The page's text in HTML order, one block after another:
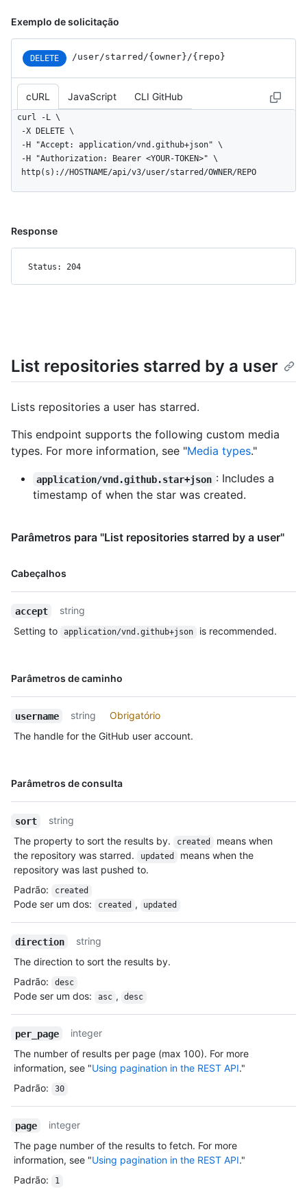
Exemplo de solicitação
DELETE /user/starred /{owner}/{repo}
cURL JavaScript CLI GitHub
curl -L \
  http(s)://HOSTNAME/api/v3/user/starred/OWNER/REPO
Response
Status: 204
List repositories starred by a user
Lists repositories a user has starred.
This endpoint supports the following custom media
types. For more information, see "Media types."
application/vnd.github.star+json : Includes a
timestamp of when the star was created.
Parâmetros para "List repositories starred by a user"
Cabeçalhos
Nome,
accept
string
Setting to
application/vnd.github+json is recommended.
Parâmetros de caminho
Nome,
username string
Obrigatório
The handle for the GitHub user account.
Parâmetros de consulta
Nome,
sort
string
The property to sort the results by.
created
means when
the repository was starred.
updated
means when the
repository was last pushed to.
Padrão: created
Pode ser um dos: created , updated
direction
string
The direction to sort the results by.
Padrão: desc
Pode ser um dos: asc , desc
per_page
integer
The number of results per page (max 100). For more
information, see "Using pagination in the REST API."
Padrão: 30
page
integer
The page number of the results to fetch. For more
information, see "Using pagination in the REST API."
Padrão: 1